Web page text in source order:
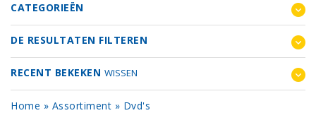
CATEGORIEËN
DE RESULTATEN FILTEREN
RECENT BEKEKEN WISSEN
Home » Assortiment » Dvd's